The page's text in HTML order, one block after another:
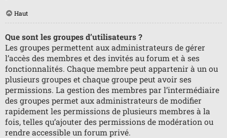
Haut
Que sont les groupes d’utilisateurs ?
Les groupes permettent aux administrateurs de gérer
l’accès des membres et des invités au forum et à ses
fonctionnalités. Chaque membre peut appartenir à un ou
plusieurs groupes et chaque groupe peut avoir ses
permissions. La gestion des membres par l’intermédiaire
des groupes permet aux administrateurs de modifier
rapidement les permissions de plusieurs membres à la
fois, telles qu’ajouter des permissions de modération ou
rendre accessible un forum privé.